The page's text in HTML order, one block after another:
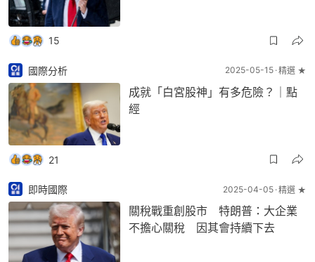
15
國際分析 2025-05-15 精選 ★
成就「白宮股神」有多危險？｜點
經
21
即時國際 2025-04-05 精選 ★
關稅戰重創股市 特朗普：大企業
不擔心關稅 因其會持續下去